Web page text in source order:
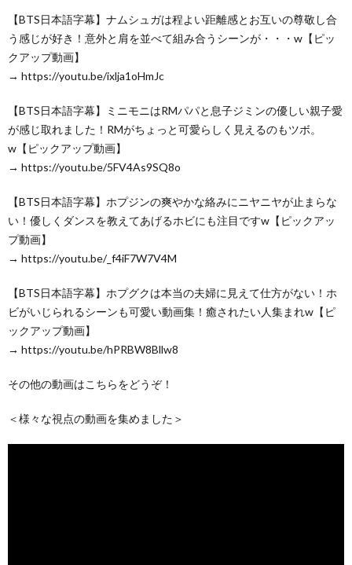
【BTS日本語字幕】ナムシュガは程よい距離感とお互いの尊敬し合
う感じが好き！意外と肩を並べて組み合うシーンが・・・w【ピッ
クアップ動画】
→ https://youtu.be/ixlja1oHmJc
【BTS日本語字幕】ミニモニはRMパパと息子ジミンの優しい親子愛
が感じ取れました！RMがちょっと可愛らしく見えるのもツボ。
w【ピックアップ動画】
→ https://youtu.be/5FV4As9SQ8o
【BTS日本語字幕】ホプジンの爽やかな絡みにニヤニヤが止まらな
い！優しくダンスを教えてあげるホビにも注目ですw【ピックアッ
プ動画】
→ https://youtu.be/_f4iF7W7V4M
【BTS日本語字幕】ホプグクは本当の夫婦に見えて仕方がない！ホ
ビがいじられるシーンも可愛い動画集！癒されたい人集まれw【ピ
ックアップ動画】
→ https://youtu.be/hPRBW8Bllw8
その他の動画はこちらをどうぞ！
＜様々な視点の動画を集めました＞